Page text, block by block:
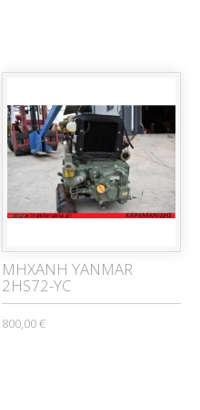
ΜΗΧΑΝΗ YANMAR
2HS72-YC
800,00 €